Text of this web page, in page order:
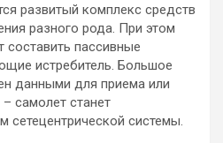
развитый комплекс средств
разного рода. При этом
составить пассивные
истребитель. Большое
данными для приема или
самолет станет
сетецентрической системы.